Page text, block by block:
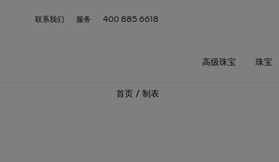
联系我们 服务 400 885 6618
高级珠宝 珠宝
首页 / 制表